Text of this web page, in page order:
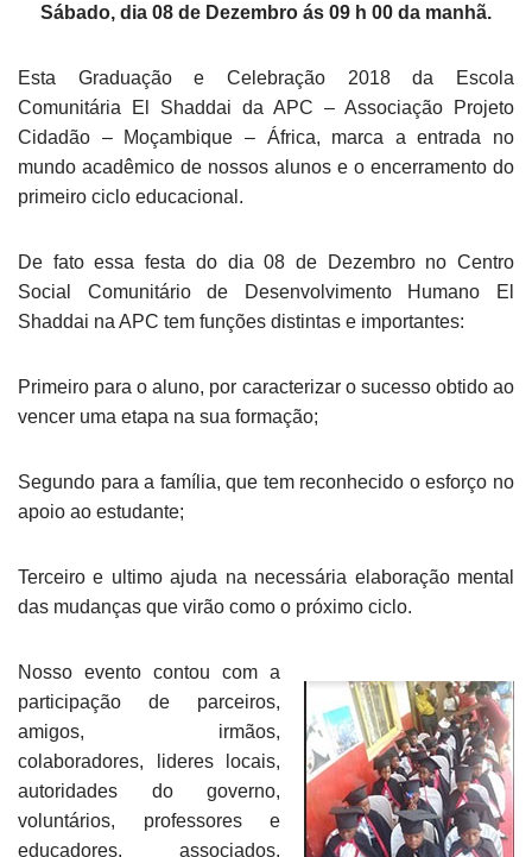
Sábado, dia 08 de Dezembro ás 09 h 00 da manhã.
Esta Graduação e Celebração 2018 da Escola
Comunitária El Shaddai da APC – Associação Projeto
Cidadão – Moçambique – África, marca a entrada no
mundo acadêmico de nossos alunos e o encerramento do
primeiro ciclo educacional.
De fato essa festa do dia 08 de Dezembro no Centro
Social Comunitário de Desenvolvimento Humano El
Shaddai na APC tem funções distintas e importantes:
Primeiro para o aluno, por caracterizar o sucesso obtido ao
vencer uma etapa na sua formação;
Segundo para a família, que tem reconhecido o esforço no
apoio ao estudante;
Terceiro e ultimo ajuda na necessária elaboração mental
das mudanças que virão como o próximo ciclo.
Nosso evento contou com a
participação de parceiros,
amigos, irmãos,
colaboradores, lideres locais,
autoridades do governo,
voluntários, professores e
educadores, associados,